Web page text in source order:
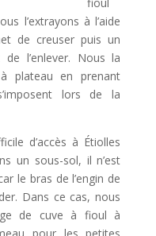
l’extrayons à l’aide
de creuser puis un
l’enlever. Nous la
plateau en prenant
lors de la
d’accès à Étiolles
un sous-sol, il n’est
le bras de l’engin de
Dans ce cas, nous
de cuve à fioul à